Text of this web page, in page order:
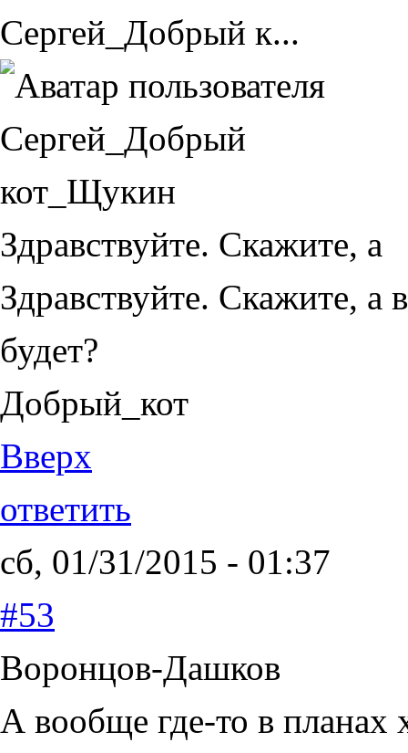
Сергей_Добрый к...
Здравствуйте. Скажите, а
Здравствуйте. Скажите, а
будет?
Добрый_кот
Вверх
ответить
сб, 01/31/2015 - 01:37
#53
Воронцов-Дашков
А вообще где-то в планах